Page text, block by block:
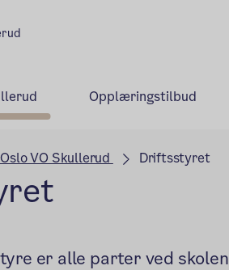
Opplæringstilbud
VO Skullerud Driftsstyret
er alle parter ved